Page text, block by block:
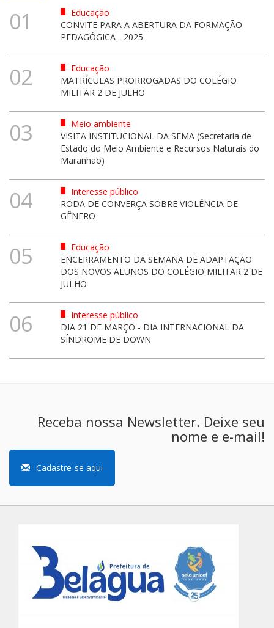
01
Educação
CONVITE PARA A ABERTURA DA FORMAÇÃO
PEDAGÓGICA - 2025
02
Educação
MATRÍCULAS PRORROGADAS DO COLÉGIO
MILITAR 2 DE JULHO
03
Meio ambiente
VISITA INSTITUCIONAL DA SEMA (Secretaria de
Estado do Meio Ambiente e Recursos Naturais do
Maranhão)
04
Interesse público
RODA DE CONVERÇA SOBRE VIOLÊNCIA DE
GÊNERO
05
Educação
ENCERRAMENTO DA SEMANA DE ADAPTAÇÃO
DOS NOVOS ALUNOS DO COLÉGIO MILITAR 2 DE
JULHO
06
Interesse público
DIA 21 DE MARÇO - DIA INTERNACIONAL DA
SÍNDROME DE DOWN
Receba nossa Newsletter. Deixe seu
nome e e-mail!
Cadastre-se aqui